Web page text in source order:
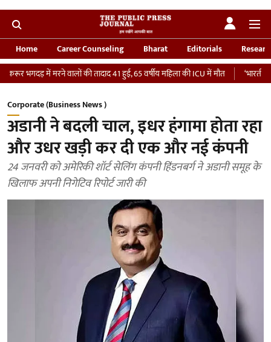
Home Career Counseling Bharat Editorials
वालों की तादाद 41 हुई, 65 वर्षीय महिला की ICU में मौत
‘भारतीय सेना को देना
Corporate (Business News )
अडानी ने बदली चाल, इधर हंगामा होता रहा
और उधर खड़ी कर दी एक और नई कंपनी
24 जनवरी को अमेरिकी शॉर्ट सेलिंग कंपनी हिंडनबर्ग ने अडानी समूह के
खिलाफ अपनी निगेटिव रिपोर्ट जारी की